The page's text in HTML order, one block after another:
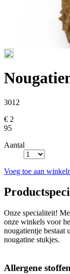
3012
€ 2
95
Aantal
Voeg toe aan
Onze specialiteit!
onze winkels voor
nougatientje bestaat
nougatine stukjes.
Allergene stoffen